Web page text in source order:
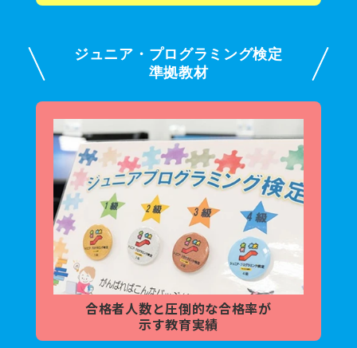
ジュニア・プログラミング検定
準拠教材
合格者人数と圧倒的な合格率が
示す教育実績